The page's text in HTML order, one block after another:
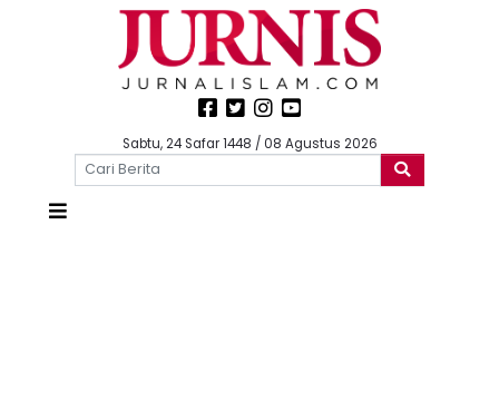
Sabtu, 24 Safar 1448 / 08 Agustus 2026